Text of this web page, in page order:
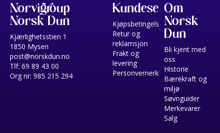
Norvigroup
Norsk Dun
Kjærlighetsstien 1
1850 Mysen
post@norskdun.no
Tlf: 69 89 43 00
Org nr: 985 215 294
Kundeservice
Kjøpsbetingelser
Retur og
reklamsjon
Frakt og
levering
Personvernerklæring
Om
Norsk
Dun
Bli kjent med
oss
Historie
Bærekraft og
miljø
Søvnguider
Merkevarer
Salg